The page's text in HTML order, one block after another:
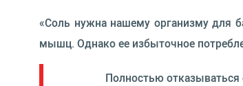
«Соль нужна нашему организму для
мышц. Однако ее избыточное
Полностью отказываться